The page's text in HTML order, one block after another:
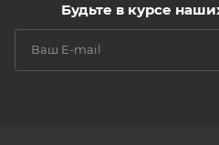
Будьте в курсе